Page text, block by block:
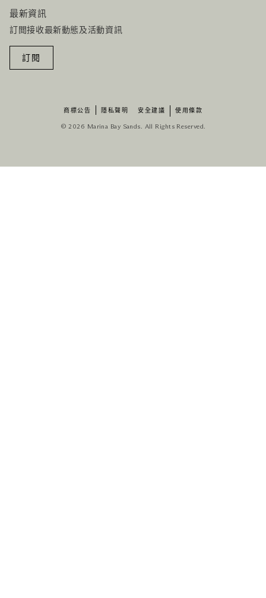
最新資訊
訂閲接收最新動態及活動資訊
訂閱
商標公告 隱私聲明 安全建議 使用條款
© 2026 Marina Bay Sands. All Rights Reserved.